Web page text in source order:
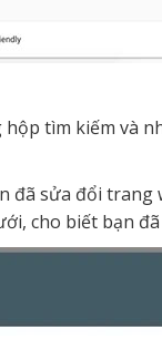
tìm kiếm và
đã sửa đổi trang
cho biết bạn